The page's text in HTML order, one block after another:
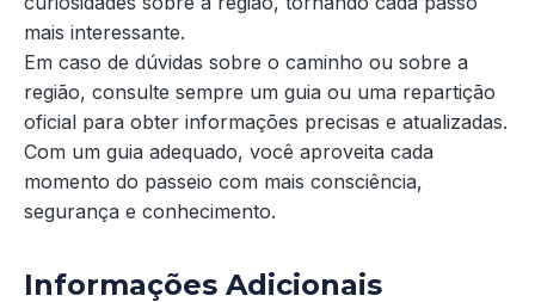
mais interessante.
Em caso de dúvidas sobre o caminho ou sobre a
região, consulte sempre um guia ou uma repartição
oficial para obter informações precisas e atualizadas.
Com um guia adequado, você aproveita cada
momento do passeio com mais consciência,
segurança e conhecimento.
Informações Adicionais